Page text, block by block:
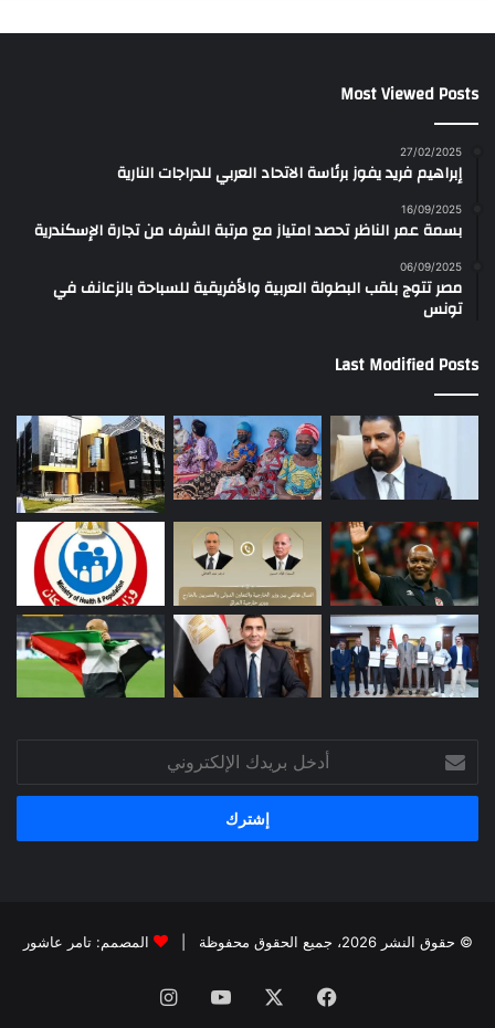
Most Viewed Posts
27/02/2025
إبراهيم فريد يفوز برئاسة الاتحاد العربي للدراجات النارية
16/09/2025
بسمة عمر الناظر تحصد امتياز مع مرتبة الشرف من تجارة الإسكندرية
06/09/2025
مصر تتوج بلقب البطولة العربية والأفريقية للسباحة بالزعانف في
تونس
Last Modified Posts
بريدك
الإلكتروني
© حقوق النشر 2026، جميع الحقوق محفوظة | المصمم: تامر عاشور
فيسبوك يوتيوبانستقرام